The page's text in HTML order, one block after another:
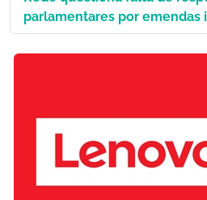
parlamentares por emendas